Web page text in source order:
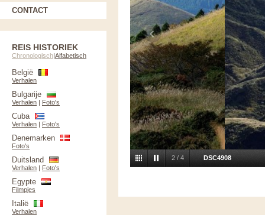
2 / 4 DSC4908
CONTACT
REIS HISTORIEK
Chronologisch|Alfabetisch
België
Verhalen
Bulgarije
Verhalen | Foto's
Cuba
Verhalen | Foto's
Denemarken
Foto's
Duitsland
Verhalen | Foto's
Egypte
Filmpjes
Italië
Verhalen